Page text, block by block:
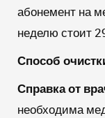
абонемент на
неделю стоит
Способ
Справка от
необходима